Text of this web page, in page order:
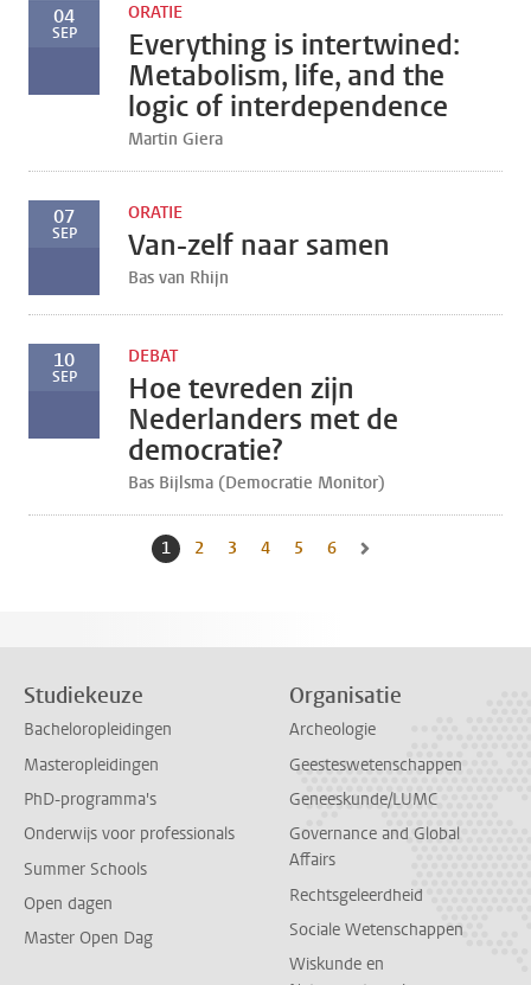
04
SEP
ORATIE
Everything is intertwined:
Metabolism, life, and the
logic of interdependence
Martin Giera
07
SEP
ORATIE
Van-zelf naar samen
Bas van Rhijn
10
SEP
DEBAT
Hoe tevreden zijn
Nederlanders met de
democratie?
Bas Bijlsma (Democratie Monitor)
Huidige pagina, pagina
1 Naar pagina
2 Naar pagina
3 Naar pagina
4 Naar pagina
5 Naar pagina
6
Studiekeuze
Bacheloropleidingen
Masteropleidingen
PhD-programma's
Onderwijs voor professionals
Summer Schools
Open dagen
Master Open Dag
Organisatie
Archeologie
Geesteswetenschappen
Geneeskunde/LUMC
Governance and Global
Affairs
Rechtsgeleerdheid
Sociale Wetenschappen
Wiskunde en